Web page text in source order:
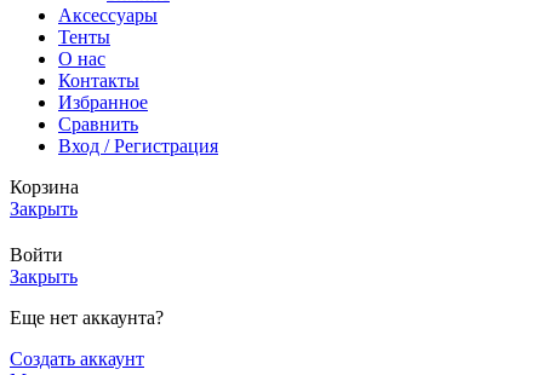
Аксессуары
Тенты
О нас
Контакты
Избранное
Сравнить
Вход / Регистрация
Корзина
Закрыть
Войти
Закрыть
Еще нет аккаунта?
Создать аккаунт